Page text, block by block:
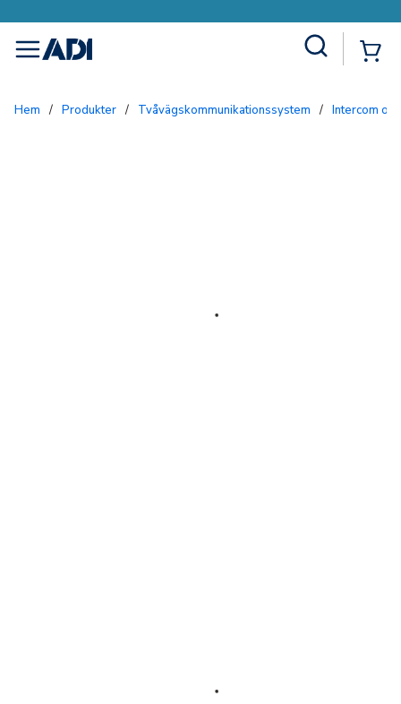
menu
Hem / Produkter / Tvåvägskommunikationssystem / Intercom